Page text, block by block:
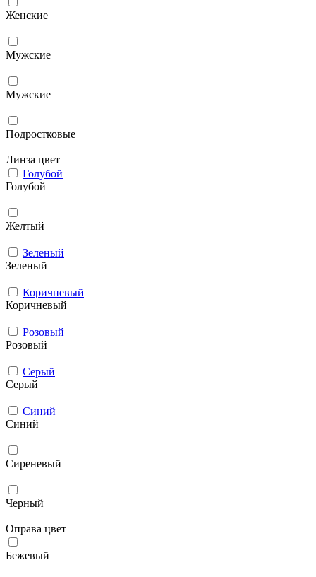
Женские
Мужcкие
Мужские
Подростковые
Линза цвет
Голубой
Голубой
Желтый
Зеленый
Зеленый
Коричневый
Коричневый
Розовый
Розовый
Серый
Серый
Синий
Синий
Сиреневый
Черный
Оправа цвет
Бежевый